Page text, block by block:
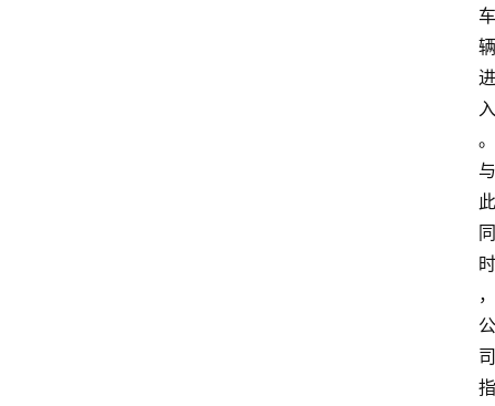
车
辆
进
入
。
与
此
同
时
，
公
司
指